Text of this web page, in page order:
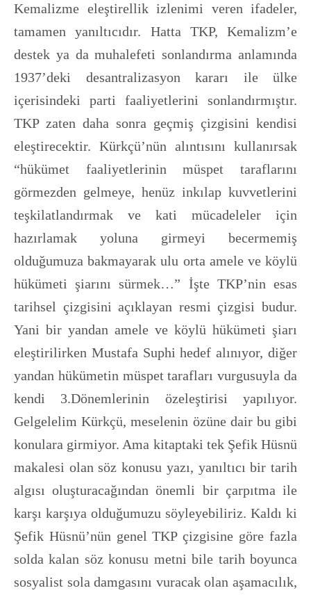
Kemalizme eleştirellik izlenimi veren ifadeler,
tamamen yanıltıcıdır. Hatta TKP, Kemalizm’e
destek ya da muhalefeti sonlandırma anlamında
1937’deki desantralizasyon kararı ile ülke
içerisindeki parti faaliyetlerini sonlandırmıştır.
TKP zaten daha sonra geçmiş çizgisini kendisi
eleştirecektir. Kürkçü’nün alıntısını kullanırsak
“hükümet faaliyetlerinin müspet taraflarını
görmezden gelmeye, henüz inkılap kuvvetlerini
teşkilatlandırmak ve kati mücadeleler için
hazırlamak yoluna girmeyi becermemiş
olduğumuza bakmayarak ulu orta amele ve köylü
hükümeti şiarını sürmek…” İşte TKP’nin esas
tarihsel çizgisini açıklayan resmi çizgisi budur.
Yani bir yandan amele ve köylü hükümeti şiarı
eleştirilirken Mustafa Suphi hedef alınıyor, diğer
yandan hükümetin müspet tarafları vurgusuyla da
kendi 3.Dönemlerinin özeleştirisi yapılıyor.
Gelgelelim Kürkçü, meselenin özüne dair bu gibi
konulara girmiyor. Ama kitaptaki tek Şefik Hüsnü
makalesi olan söz konusu yazı, yanıltıcı bir tarih
algısı oluşturacağından önemli bir çarpıtma ile
karşı karşıya olduğumuzu söyleyebiliriz. Kaldı ki
Şefik Hüsnü’nün genel TKP çizgisine göre fazla
solda kalan söz konusu metni bile tarih boyunca
sosyalist sola damgasını vuracak olan aşamacılık,